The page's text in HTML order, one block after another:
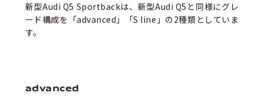
新型Audi Q5 Sportbackは、新型Audi Q5と同様にグレ
ード構成を「advanced」「S line」の2種類としていま
す。
advanced